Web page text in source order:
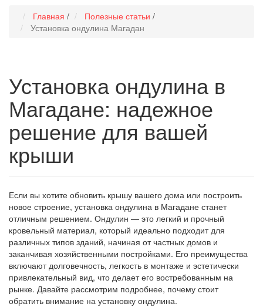
Главная / Полезные статьи /
Установка ондулина Магадан
Установка ондулина в
Магадане: надежное
решение для вашей
крыши
Если вы хотите обновить крышу вашего дома или построить
новое строение, установка ондулина в Магадане станет
отличным решением. Ондулин — это легкий и прочный
кровельный материал, который идеально подходит для
различных типов зданий, начиная от частных домов и
заканчивая хозяйственными постройками. Его преимущества
включают долговечность, легкость в монтаже и эстетически
привлекательный вид, что делает его востребованным на
рынке. Давайте рассмотрим подробнее, почему стоит
обратить внимание на установку ондулина.